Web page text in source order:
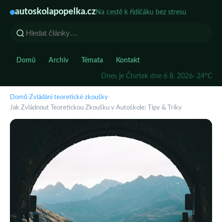
autoskolapopelka.czNa cestě k řidičáku bez stresu
Domů Archiv Témata Kontakt
Dnes je Čtvrtek dne 6 8. 2026· 24°C
Domů›Zvládání teoretické zkoušky›
Jak Zvládnout Teoretickou Zkoušku v Autoškole: Tipy & Triky